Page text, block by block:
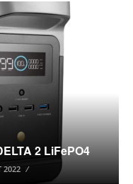
2 LiFePO4
2022